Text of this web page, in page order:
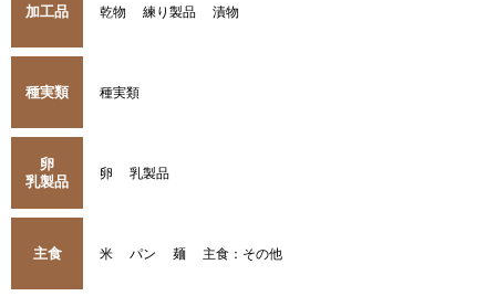
加工品 乾物 練り製品 漬物
種実類 種実類
卵
乳製品
卵 乳製品
主食 米 パン 麺 主食：その他